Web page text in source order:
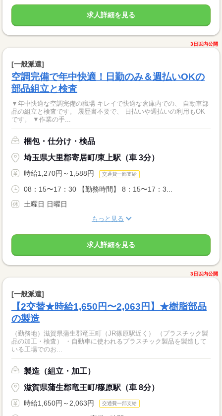
求人詳細を見る
3日以内公開
[一般派遣]
空調完備で年中快適！日勤のみ＆週払いOKの
部品組立と検査
▼年中快適な空調完備の職場 キレイで快適な倉庫内での、 自動車部
品の組立と検査です。 履歴書不要で、 日払いや週払いの利用もOK
です。 ▼作業の手...
梱包・仕分け・検品
埼玉県大里郡寄居町/東上駅（車 3分）
時給1,270円～1,588円 交通費一部支給
08：15〜17：30 【勤務時間】 8：15〜17：3...
土曜日 日曜日
もっと見る
求人詳細を見る
3日以内公開
[一般派遣]
【2交替★時給1,650円〜2,063円】★樹脂部品
の製造
（勤務地）滋賀県蒲生郡竜王町（JR篠原駅近く） （プラスチック製
品の加工・検査） ・自動車に使われるプラスチック製品を製造して
いる工場でのお...
製造（組立・加工）
滋賀県蒲生郡竜王町/篠原駅（車 8分）
時給1,650円～2,063円 交通費一部支給